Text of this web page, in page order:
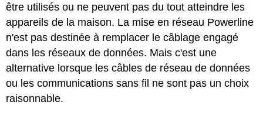
être utilisés ou ne peuvent pas du tout atteindre les
appareils de la maison. La mise en réseau Powerline
n'est pas destinée à remplacer le câblage engagé
dans les réseaux de données. Mais c'est une
alternative lorsque les câbles de réseau de données
ou les communications sans fil ne sont pas un choix
raisonnable.